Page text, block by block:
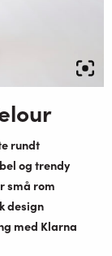
rundt
og trendy
små rom
design
med Klarna